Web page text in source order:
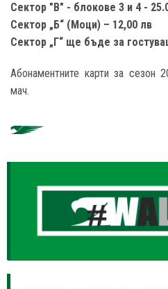
Сектор "В" - блокове 3 и 4 -
Сектор „Б“ (Моци) – 12,00 лв
Сектор „Г“ ще бъде за
Абонаментните карти за сезон
мач.